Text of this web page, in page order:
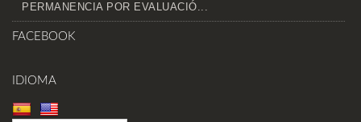
PERMANENCIA POR EVALUACIÓ...
FACEBOOK
IDIOMA